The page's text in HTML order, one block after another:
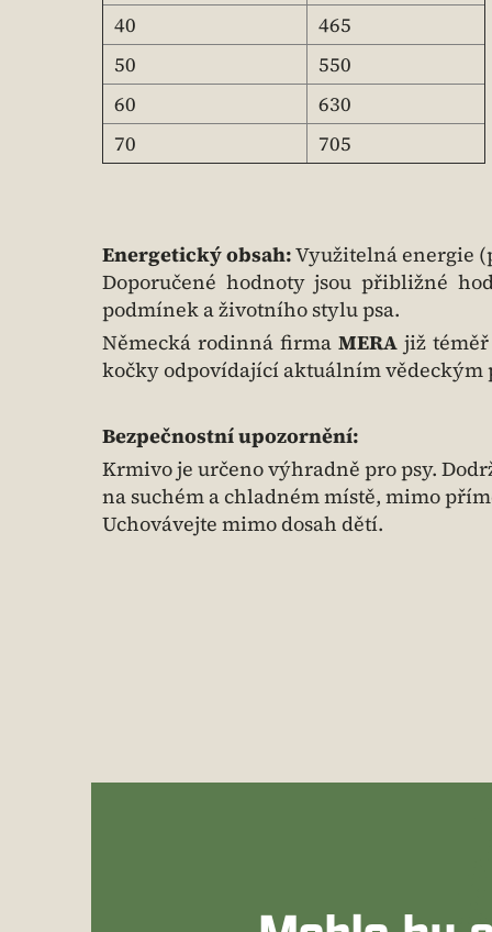
40
465
50
550
60
630
70
705
Energetický obsah:Využitelná energie
Doporučené hodnoty jsou přibližné
podmínek a životního stylu psa.
Německá rodinná firma MERA již
kočky odpovídající aktuálním vědeckým
Bezpečnostní upozornění:
Krmivo je určeno výhradně pro psy.
na suchém a chladném místě, mimo
Uchovávejte mimo dosah dětí.